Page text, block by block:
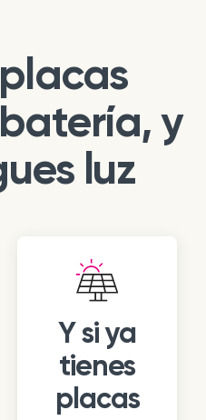
y
luz
Y si ya
tienes
placas